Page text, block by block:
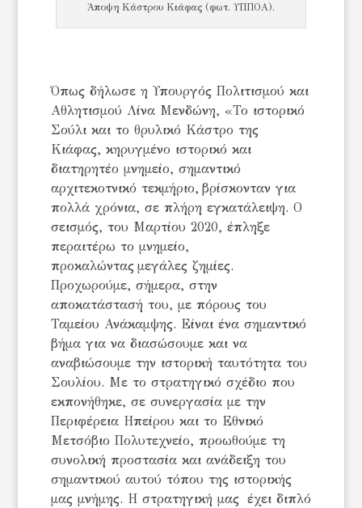
Άποψη Κάστρου Κιάφας (φωτ. ΥΠΠΟΑ).
Όπως δήλωσε η Υπουργός Πολιτισμού και
Αθλητισμού Λίνα Μενδώνη, «Το ιστορικό
Σούλι και το θρυλικό Κάστρο της
Κιάφας, κηρυγμένο ιστορικό και
διατηρητέο μνημείο, σημαντικό
αρχιτεκοτνικό τεκμήριο, βρίσκονταν για
πολλά χρόνια, σε πλήρη εγκατάλειψη. Ο
σεισμός, του Μαρτίου 2020, έπληξε
περαιτέρω το μνημείο,
προκαλώντας μεγάλες ζημίες.
Προχωρούμε, σήμερα, στην
αποκατάστασή του, με πόρους του
Ταμείου Ανάκαμψης. Είναι ένα σημαντικό
βήμα για να διασώσουμε και να
αναβιώσουμε την ιστορική ταυτότητα του
Σουλίου. Με το στρατηγικό σχέδιο που
εκπονήθηκε, σε συνεργασία με την
Περιφέρεια Ηπείρου και το Εθνικό
Μετσόβιο Πολυτεχνείο, προωθούμε τη
συνολική προστασία και ανάδειξη του
σημαντικού αυτού τόπου της ιστορικής
μας μνήμης. Η στρατηγική μας έχει διπλό